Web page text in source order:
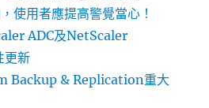
使用者應提高警覺當心！
ADC及NetScaler
更新
Backup & Replication重大